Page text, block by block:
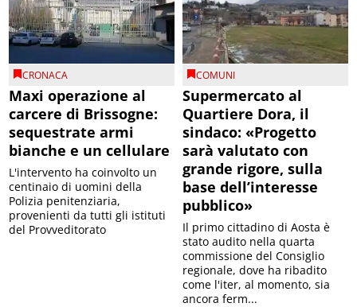
CRONACA
Maxi operazione al
carcere di Brissogne:
sequestrate armi
bianche e un cellulare
L'intervento ha coinvolto un
centinaio di uomini della
Polizia penitenziaria,
provenienti da tutti gli istituti
del Provveditorato
COMUNI
Supermercato al
Quartiere Dora, il
sindaco: «Progetto
sarà valutato con
grande rigore, sulla
base dell’interesse
pubblico»
Il primo cittadino di Aosta è
stato audito nella quarta
commissione del Consiglio
regionale, dove ha ribadito
come l'iter, al momento, sia
ancora ferm...